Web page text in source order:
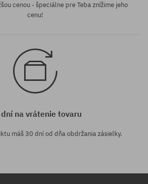
cenou - špeciálne pre Teba znížime jeho
cenu!
na vrátenie tovaru
máš 30 dní od dňa obdržania zásielky.